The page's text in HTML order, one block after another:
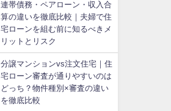
連帯債務・ペアローン・収入合
算の違いを徹底比較｜夫婦で住
宅ローンを組む前に知るべきメ
リットとリスク
分譲マンションvs注文住宅｜住
宅ローン審査が通りやすいのは
どっち？物件種別×審査の違い
を徹底比較